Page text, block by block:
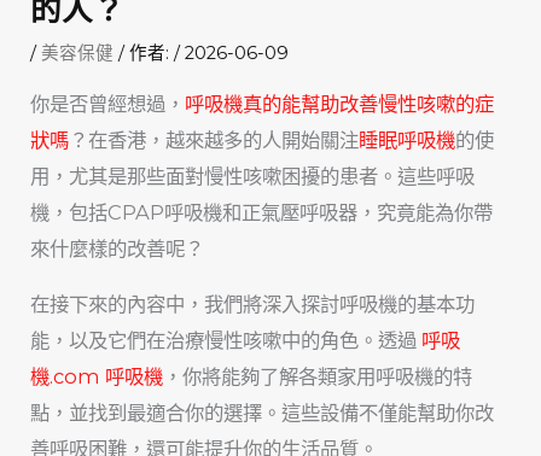
的人？
/ 美容保健 / 作者:/2026-06-09
你是否曾經想過， 呼吸機真的能幫助改善慢性咳嗽的症
狀嗎 ？在香港，越來越多的人開始關注睡眠呼吸機的使
用，尤其是那些面對慢性咳嗽困擾的患者。這些呼吸
機，包括CPAP呼吸機和正氣壓呼吸器，究竟能為你帶
來什麼樣的改善呢？
在接下來的內容中，我們將深入探討呼吸機的基本功
能，以及它們在治療慢性咳嗽中的角色。透過 呼吸
機.com 呼吸機 ，你將能夠了解各類家用呼吸機的特
點，並找到最適合你的選擇。這些設備不僅能幫助你改
善呼吸困難，還可能提升你的生活品質。